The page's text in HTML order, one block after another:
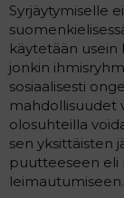
Syrjäytymiselle
käytetään usein
jonkin
sosiaalisesti
mahdollisuudet
olosuhteilla
sen yksittäisten
puutteeseen eli
leimautumiseen.